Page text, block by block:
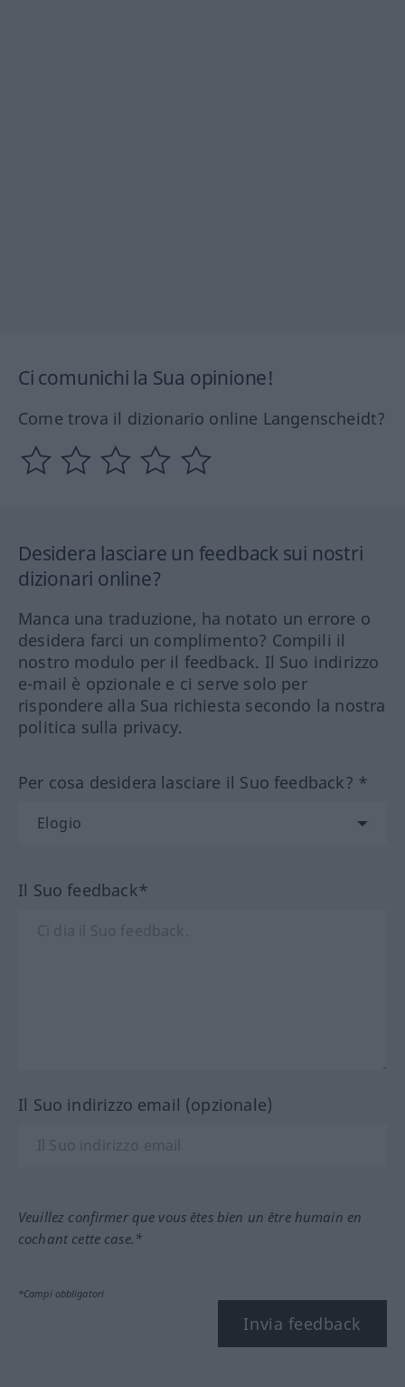
Ci comunichi la Sua opinione!
Come trova il dizionario online Langenscheidt?
Desidera lasciare un feedback sui nostri
dizionari online?
Manca una traduzione, ha notato un errore o
desidera farci un complimento? Compili il
nostro modulo per il feedback. Il Suo indirizzo
e-mail è opzionale e ci serve solo per
rispondere alla Sua richiesta secondo la nostra
politica sulla privacy.
Per cosa desidera lasciare il Suo feedback? *
Il Suo feedback*
Il Suo indirizzo email (opzionale)
Veuillez confirmer que vous êtes bien un être humain en
cochant cette case.*
*Campi obbligatori
Invia feedback